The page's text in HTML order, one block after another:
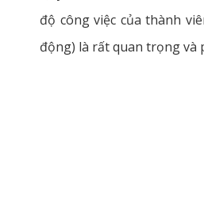
độ công việc của thành
động) là rất quan trọng và